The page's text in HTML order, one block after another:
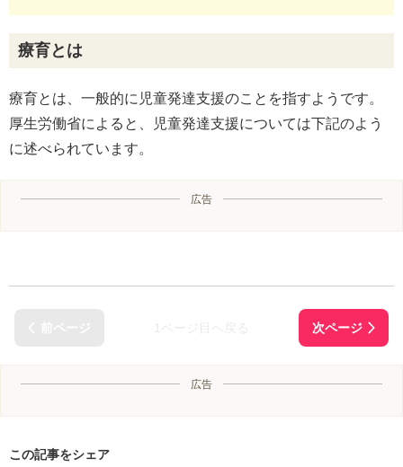
療育とは
療育とは、一般的に児童発達支援のことを指すようです。
厚生労働省によると、児童発達支援については下記のよう
に述べられています。
広告
広告
この記事をシェア